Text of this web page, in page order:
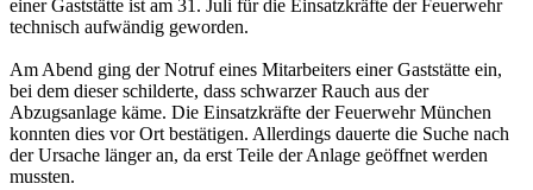
einer Gaststätte ist am 31. Juli für die Einsatzkräfte der Feuerwehr
technisch aufwändig geworden.
Am Abend ging der Notruf eines Mitarbeiters einer Gaststätte ein,
bei dem dieser schilderte, dass schwarzer Rauch aus der
Abzugsanlage käme. Die Einsatzkräfte der Feuerwehr München
konnten dies vor Ort bestätigen. Allerdings dauerte die Suche nach
der Ursache länger an, da erst Teile der Anlage geöffnet werden
mussten.